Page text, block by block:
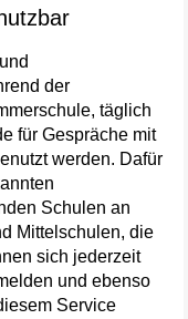
der
täglich
für Gespräche mit
werden. Dafür
Schulen an
Mittelschulen, die
sich jederzeit
und ebenso
Service